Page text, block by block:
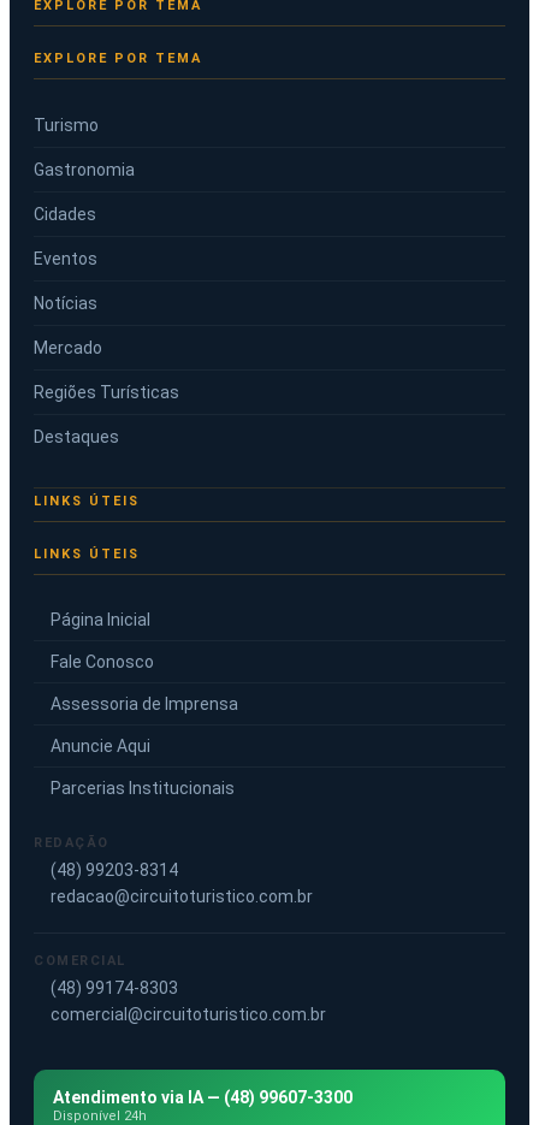
EXPLORE POR TEMA
Turismo
Gastronomia
Cidades
Eventos
Notícias
Mercado
Regiões Turísticas
Destaques
LINKS ÚTEIS
Página Inicial
Fale Conosco
Assessoria de Imprensa
Anuncie Aqui
Parcerias Institucionais
REDAÇÃO
(48) 99203-8314
redacao@circuitoturistico.com.br
COMERCIAL
(48) 99174-8303
comercial@circuitoturistico.com.br
Atendimento via IA — (48) 99607-3300
Disponível 24h